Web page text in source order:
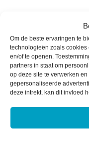
Om de beste ervaringen te
technologieën zoals cookies
en/of te openen.
partners in staat om
op deze site te verwerken
gepersonaliseerde
deze intrekt, kan dit invloed